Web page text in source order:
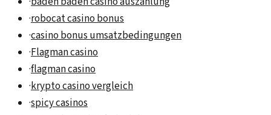
·robocat casino bonus
·casino bonus umsatzbedingungen
·Flagman casino
·flagman casino
·krypto casino vergleich
·spicy casinos